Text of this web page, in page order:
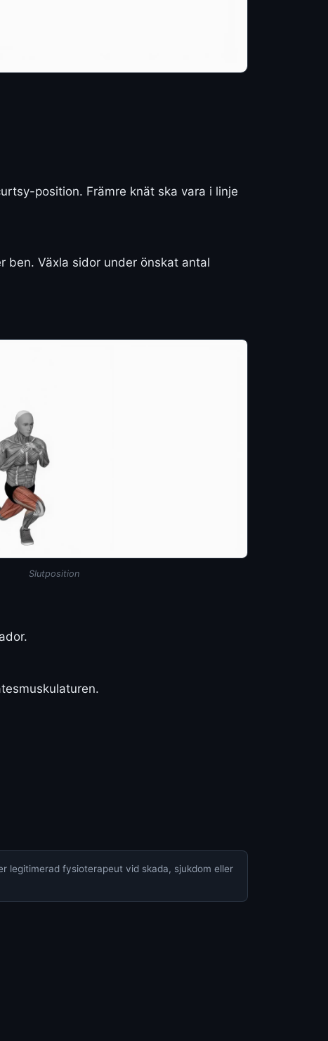
position. Främre knät ska vara i linje
ben. Växla sidor under önskat antal
Slutposition
legitimerad fysioterapeut vid skada, sjukdom eller